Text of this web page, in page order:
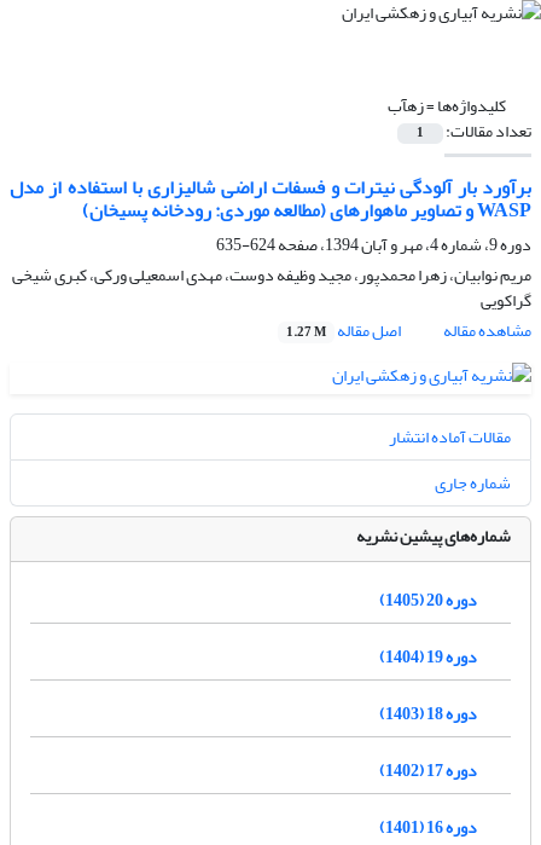
کلیدواژه‌ها =زه‏آب
تعداد مقالات: 1
برآورد بار آلودگی نیترات و فسفات اراضی شالیزاری با استفاده از مدل
WASP و تصاویر ماهواره‏ای (مطالعه موردی: رودخانه پسیخان)
دوره 9، شماره 4، مهر و آبان 1394، صفحه
624-635
مریم نوابیان، زهرا محمدپور، مجید وظیفه دوست، مهدی اسمعیلی ورکی، کبری شیخی
گراکویی
مشاهده مقاله
اصل مقاله 1.27 M
مقالات آماده انتشار
شماره جاری
شماره‌های پیشین نشریه
دوره 20 (1405)
دوره 19 (1404)
دوره 18 (1403)
دوره 17 (1402)
دوره 16 (1401)